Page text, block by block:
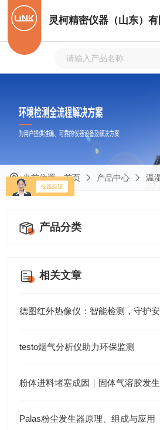
灵柯精密仪器（山东）有
当前位置：首页 产品中心 温
产品分类
相关文章
德图红外热像仪：智能检测，守护
testo烟气分析仪助力环保监测
粉体进料堵塞成因｜固体气溶胶发
Palas粉尘发生器原理、组成与应用